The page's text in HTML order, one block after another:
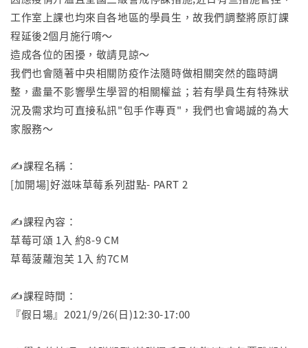
工作室上課也均來自各地區的學員生，故我們調整將原訂課
程延後2個月施行唷～
造成各位的困擾，敬請見諒～
我們也會隨著中央相關防疫作法隨時做相關突然的臨時調
整，盡量不影響學生學習的相關權益；若有學員生有特殊狀
況及需求均可直接私訊"包手作專頁"，我們也會竭誠的為大
家服務～
✍️課程名稱：
[加開場]好滋味草莓系列甜點- PART 2
✍️課程內容：
草莓可頌 1入 約8-9 CM
草莓菠蘿泡芙 1入 約7CM
✍️課程時間：
『假日場』2021/9/26(日)12:30-17:00